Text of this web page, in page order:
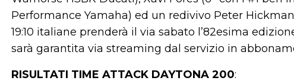
Performance Yamaha) ed un redivivo Peter
19:10 italiane prenderà il via sabato l’82esima
sarà garantita via streaming dal servizio in
RISULTATI TIME ATTACK DAYTONA 200: